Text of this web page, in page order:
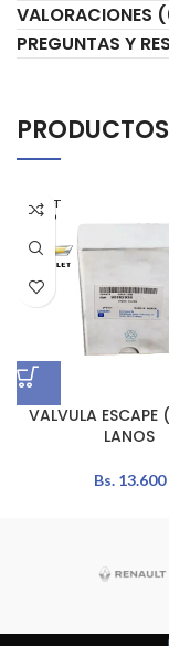
VALORACIONES
PREGUNTAS Y
AGOT
ADO
VALVULA
LANOS
Bs.13.600